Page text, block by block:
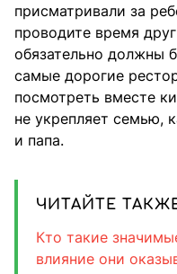
присматривали за
проводите время
обязательно должны
самые дорогие
посмотреть вместе
не укрепляет семью,
и папа.
ЧИТАЙТЕ
Кто такие
влияние они